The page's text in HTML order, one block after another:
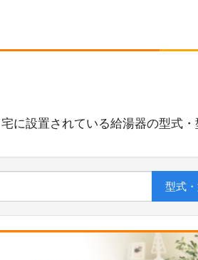
に設置されている給湯器の型式・
型式